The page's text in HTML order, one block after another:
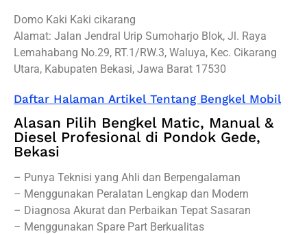
Domo Kaki Kaki cikarang
Alamat: Jalan Jendral Urip Sumoharjo Blok, Jl. Raya
Lemahabang No.29, RT.1/RW.3, Waluya, Kec. Cikarang
Utara, Kabupaten Bekasi, Jawa Barat 17530
Daftar Halaman Artikel Tentang Bengkel Mobil
Alasan Pilih Bengkel Matic, Manual &
Diesel Profesional di Pondok Gede,
Bekasi
– Punya Teknisi yang Ahli dan Berpengalaman
– Menggunakan Peralatan Lengkap dan Modern
– Diagnosa Akurat dan Perbaikan Tepat Sasaran
– Menggunakan Spare Part Berkualitas